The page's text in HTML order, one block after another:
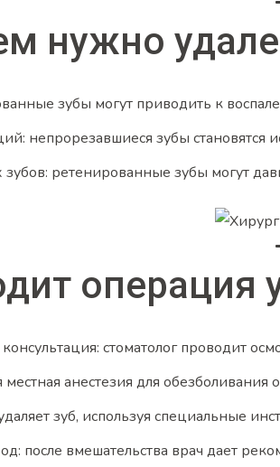
нужно
зубы могут приводить к
непрорезавшиеся зубы
ретенированные зубы могут
операция
стоматолог проводит
анестезия для обезболивания
зуб, используя специальные
после вмешательства врач дает